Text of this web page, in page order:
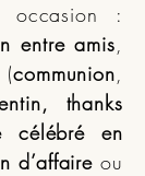
occasion :
entre amis,
communion,
thanks
célébré en
d’affaireou